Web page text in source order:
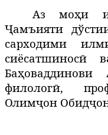
Аз моҳи
Ҷамъияти
сарходими
сиёсатшиносӣ
Баҳоваддинови
филологӣ,
Олимҷон Обидҷ